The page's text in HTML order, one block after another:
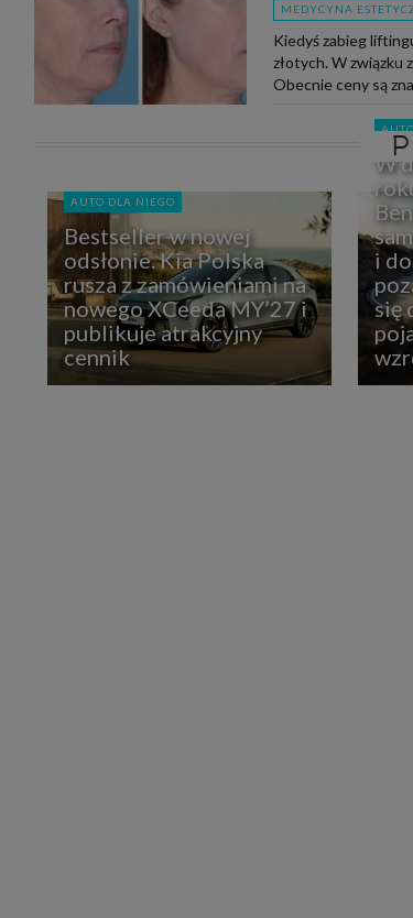
MEDYCYNA
Kiedyś zabieg
złotych. W związku
Obecnie ceny są
AUTO DLA NIEGO
Bestseller w nowej
odsłonie. Kia Polska
rusza z zamówieniami na
nowego XCeeda MY’27 i
publikuje atrakcyjny
cennik
W
i
się